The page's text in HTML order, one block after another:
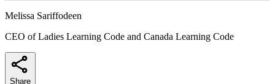
Melissa Sariffodeen
CEO of Ladies Learning Code and Canada Learning Code
Share